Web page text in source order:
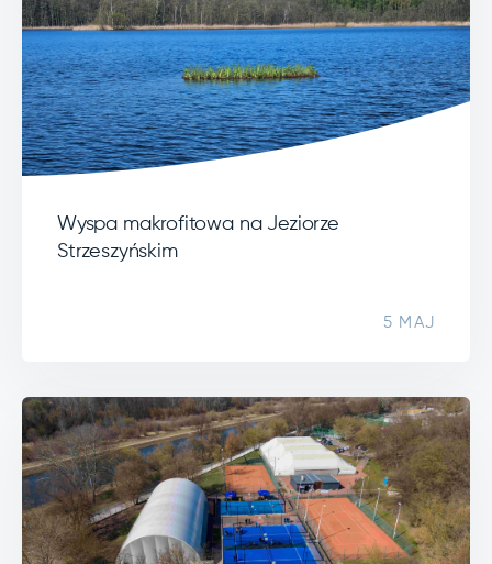
Wyspa makrofitowa na Jeziorze
Strzeszyńskim
5 MAJ